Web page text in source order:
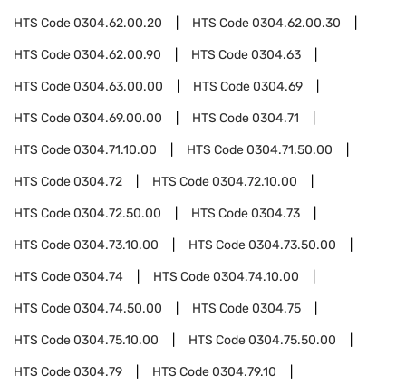
HTS Code0304.62.00.20 HTS Code0304.62.00.30
HTS Code0304.62.00.90 HTS Code0304.63
HTS Code0304.63.00.00 HTS Code0304.69
HTS Code0304.69.00.00 HTS Code0304.71
HTS Code0304.71.10.00 HTS Code0304.71.50.00
HTS Code0304.72 HTS Code0304.72.10.00
HTS Code0304.72.50.00 HTS Code0304.73
HTS Code0304.73.10.00 HTS Code0304.73.50.00
HTS Code0304.74 HTS Code0304.74.10.00
HTS Code0304.74.50.00 HTS Code0304.75
HTS Code0304.75.10.00 HTS Code0304.75.50.00
HTS Code0304.79 HTS Code0304.79.10